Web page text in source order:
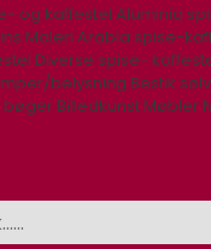
og kaffestel Aluminia
Maleri Arabia spise-
Diverse spise-
belysning Bestik
bøger Billedkunst Møbler